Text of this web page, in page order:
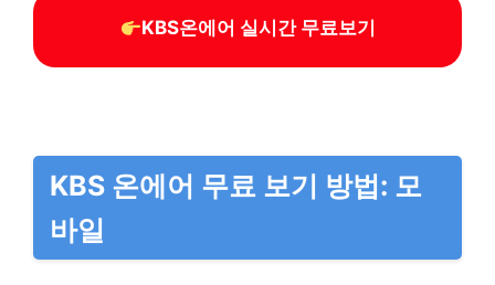
KBS온에어 실시간 무료보기
KBS 온에어 무료 보기 방법: 모
바일